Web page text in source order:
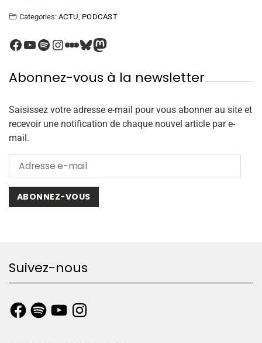
Categories: ACTU PODCAST
Abonnez-vous à la newsletter
Saisissez votre adresse e-mail pour vous abonner au site et
recevoir une notification de chaque nouvel article par e-
mail.
ABONNEZ-VOUS
Suivez-nous